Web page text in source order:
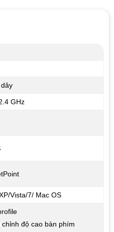
GHz
Vista/7/ Mac OS
độ cao bàn phím